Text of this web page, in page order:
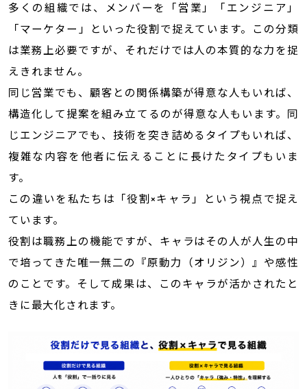
多くの組織では、メンバーを「営業」「エンジニア」
「マーケター」といった役割で捉えています。この分類
は業務上必要ですが、それだけでは人の本質的な力を捉
えきれません。
同じ営業でも、顧客との関係構築が得意な人もいれば、
構造化して提案を組み立てるのが得意な人もいます。同
じエンジニアでも、技術を突き詰めるタイプもいれば、
複雑な内容を他者に伝えることに長けたタイプもいま
す。
この違いを私たちは「役割×キャラ」という視点で捉え
ています。
役割は職務上の機能ですが、キャラはその人が人生の中
で培ってきた唯一無二の『原動力（オリジン）』や感性
のことです。そして成果は、このキャラが活かされたと
きに最大化されます。